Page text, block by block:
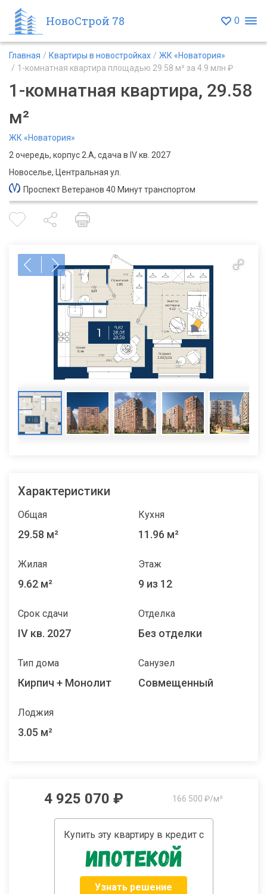
НовоСтрой 78 0
Главная Квартиры в новостройках
ЖК «Новатория»
1-комнатная квартира площадью 29.58 м² за 4.9 млн ₽
1-комнатная квартира, 29.58
м²
ЖК «Новатория»
2 очередь, корпус 2.А, сдача в IV кв. 2027
Новоселье, Центральная ул.
Проспект Ветеранов 40 Минут транспортом
Характеристики
Общая
29.58 м²
Кухня
11.96 м²
Жилая
9.62 м²
Этаж
9 из 12
Срок сдачи
IV кв. 2027
Отделка
Без отделки
Тип дома
Кирпич + Монолит
Санузел
Совмещенный
Лоджия
3.05 м²
4 925 070 ₽ 166 500 ₽/м²
Купить эту квартиру в кредит с
Узнать решение